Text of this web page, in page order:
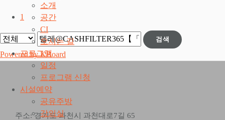
소개
공간
CI
오시는 길
프로그램
일정
프로그램 신청
시설예약
공유주방
강의실
1
검색
Powered by KBoard
주소: 경기도 과천시 과천대로7길 65